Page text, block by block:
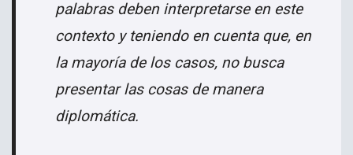
palabras deben interpretarse en este
contexto y teniendo en cuenta que, en
la mayoría de los casos, no busca
presentar las cosas de manera
diplomática.